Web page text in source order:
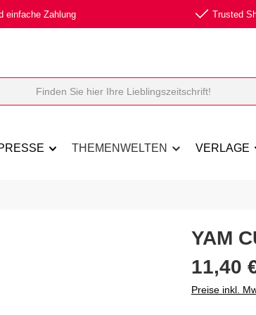
einfache Zahlung Trusted
THEMENWELTEN VERLAGE
YAM
Regulärer
11,40
Preise inkl.